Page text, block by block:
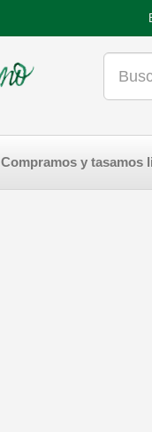
Compramos y tasamos